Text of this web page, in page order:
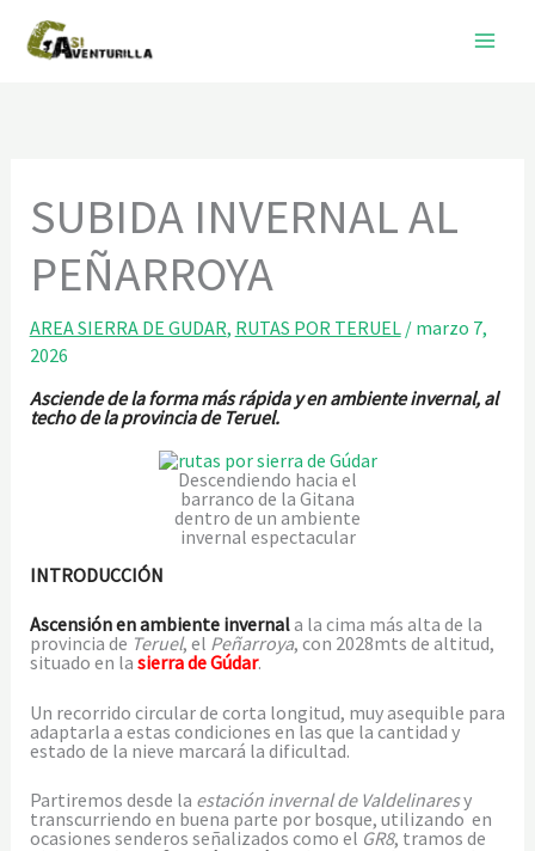
contenido
SUBIDA INVERNAL AL
PEÑARROYA
AREA SIERRA DE GUDAR, RUTAS POR TERUEL / marzo 7,
2026
Asciende de la forma más rápida y en ambiente invernal, al
techo de la provincia de Teruel.
Descendiendo hacia el
barranco de la Gitana
dentro de un ambiente
invernal espectacular
INTRODUCCIÓN
Ascensión en ambiente invernala la cima más alta de la
provincia de Teruel, el Peñarroya, con 2028mts de altitud,
situado en la sierra de Gúdar.
Un recorrido circular de corta longitud, muy asequible para
adaptarla a estas condiciones en las que la cantidad y
estado de la nieve marcará la dificultad.
Partiremos desde la estación invernal de Valdelinaresy
transcurriendo en buena parte por bosque, utilizando en
ocasiones senderos señalizados como el GR8, tramos de